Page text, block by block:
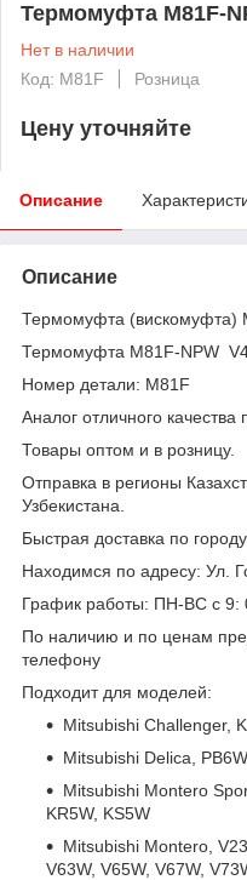
Термомуфта M81F-
Нет в наличии
Код: M81F
Розница
Цену уточняйте
Описание
Описание
Термомуфта (вискомуфта)
Термомуфта M81F-NPW
Номер детали: M81F
Аналог отличного
Товары оптом и в розницу.
Отправка в регионы
Узбекистана.
Быстрая доставка по
Находимся по адресу: Ул.
График работы: ПН-ВС с 9:
По наличию и по ценам
телефону
Подходит для моделей:
Mitsubishi Challenger,
Mitsubishi Delica,
Mitsubishi Montero
KR5W, KS5W
Mitsubishi Montero,
V63W, V65W, V67W,